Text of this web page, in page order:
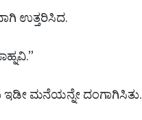
ಉತ್ತರಿಸಿದ.
ಮನೆಯನ್ನೇ ದಂಗಾಗಿಸಿತು.